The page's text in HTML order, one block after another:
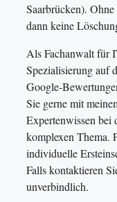
Saarbrücken).
dann keine
Als Fachanwalt für
Spezialisierung auf
Google-
Sie gerne mit
Expertenwissen bei
komplexen Thema.
individuelle
Falls kontaktieren
unverbindlich.